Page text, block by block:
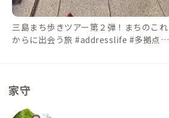
三島まち歩きツアー第２弾！まちのこれ
からに出会う旅 #addresslife #多拠点生
家守